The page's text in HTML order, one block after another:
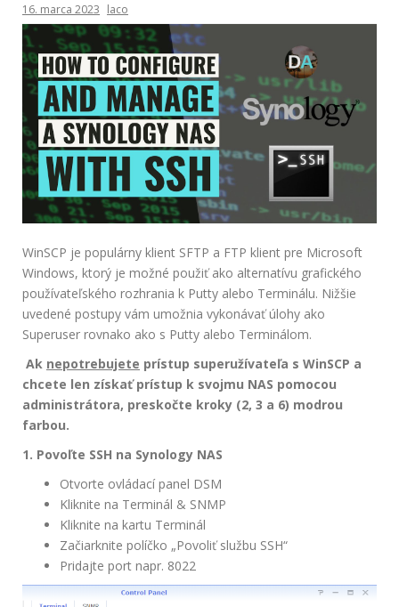
16. marca 2023 laco
WinSCP je populárny klient SFTP a FTP klient pre Microsoft
Windows, ktorý je možné použiť ako alternatívu grafického
používateľského rozhrania k Putty alebo Terminálu. Nižšie
uvedené postupy vám umožnia vykonávať úlohy ako
Superuser rovnako ako s Putty alebo Terminálom.
Ak nepotrebujete prístup superužívateľa s WinSCP a
chcete len získať prístup k svojmu NAS pomocou
administrátora, preskočte kroky (2, 3 a 6) modrou
farbou.
1. Povoľte SSH na Synology NAS
Otvorte ovládací panel DSM
Kliknite na Terminál & SNMP
Kliknite na kartu Terminál
Začiarknite políčko „Povoliť službu SSH“
Pridajte port napr. 8022